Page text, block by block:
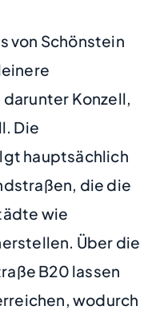
von Schönstein
Konzell,
Die
hauptsächlich
die die
wie
Über die
B20 lassen
wodurch